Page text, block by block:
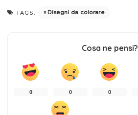
TAGS: Disegni da colorare
Cosa ne pensi?
0 0 0